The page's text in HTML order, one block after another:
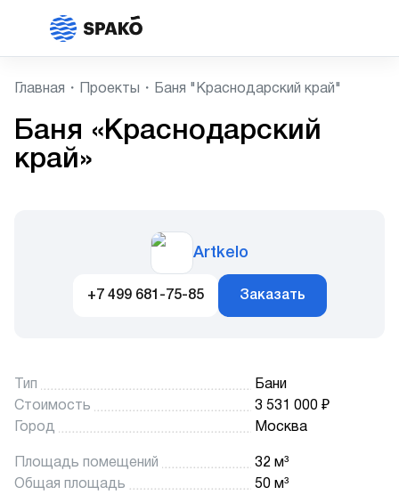
Главная Проекты Баня "Краснодарский край"
Баня «Краснодарский
край»
Artkelo
+7 499 681-75-85 Заказать
Тип
Бани
Стоимость
3 531 000 ₽
Город
Москва
Площадь помещений
32 м³
Общая площадь
50 м³